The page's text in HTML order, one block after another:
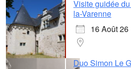
Visite guidée
la-Varenne
16 Août 26
Duo Simon Le